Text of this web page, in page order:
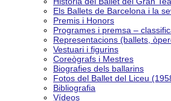
Els Ballets de Barcelona i la
Premis i Honors
Programes i premsa –
Representacions (ballets,
Vestuari i figurins
Coreògrafs i Mestres
Biografies dels ballarins
Fotos del Ballet del Liceu
Bibliografia
Vídeos